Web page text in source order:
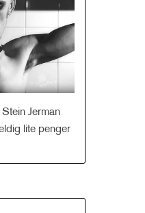
Jerman
lite penger